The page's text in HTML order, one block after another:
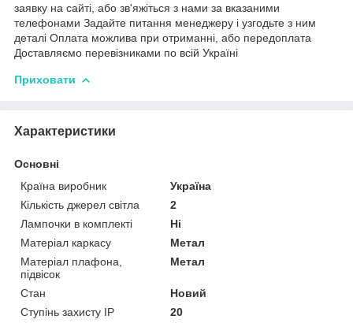
заявку на сайті, або зв'яжіться з нами за вказаними
телефонами Задайте питання менеджеру і узгодьте з ним
деталі Оплата можлива при отриманні, або передоплата
Доставляємо перевізниками по всій Україні
Приховати
Характеристики
Основні
Країна виробник
Україна
Кількість джерел світла
2
Лампочки в комплекті
Ні
Матеріал каркасу
Метал
Матеріал плафона,
підвісок
Метал
Стан
Новий
Ступінь захисту IP
20